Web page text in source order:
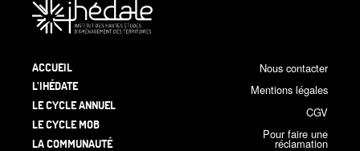
ACCUEIL
L’IHÉDATE
LE CYCLE ANNUEL
LE CYCLE MOB
LA COMMUNAUTÉ
Nous contacter
Mentions légales
CGV
Pour faire une
réclamation